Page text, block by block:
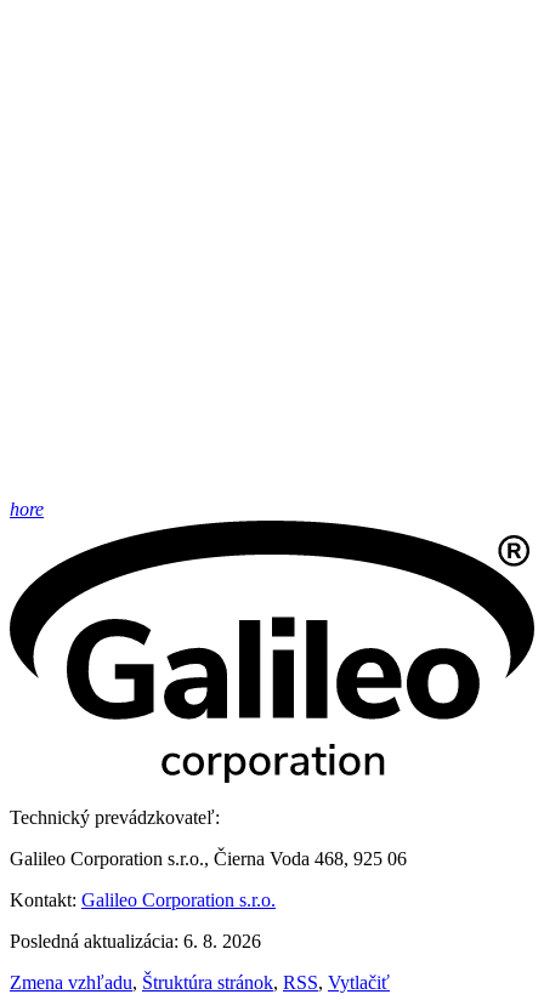
hore
Technický prevádzkovateľ:
Galileo Corporation s.r.o., Čierna Voda 468, 925 06
Kontakt: Galileo Corporation s.r.o.
Posledná aktualizácia: 6. 8. 2026
Zmena vzhľadu, Štruktúra stránok, RSS, Vytlačiť